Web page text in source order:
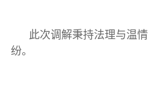
此次调解秉持法理与温
纷。